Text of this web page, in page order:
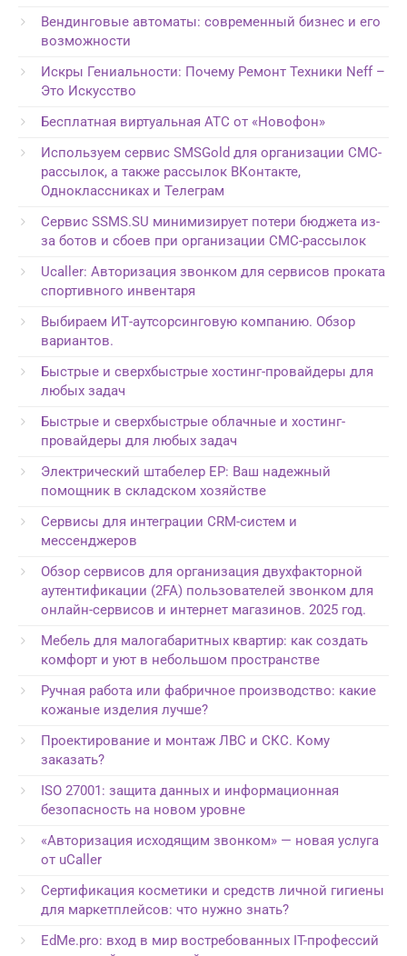
Вендинговые автоматы: современный бизнес и его
возможности
Искры Гениальности: Почему Ремонт Техники Neff –
Это Искусство
Бесплатная виртуальная АТС от «Новофон»
Используем сервис SMSGold для организации СМС-
рассылок, а также рассылок ВКонтакте,
Одноклассниках и Телеграм
Сервис SSMS.SU минимизирует потери бюджета из-
за ботов и сбоев при организации СМС-рассылок
Ucaller: Авторизация звонком для сервисов проката
спортивного инвентаря
Выбираем ИТ-аутсорсинговую компанию. Обзор
вариантов.
Быстрые и сверхбыстрые хостинг-провайдеры для
любых задач
Быстрые и сверхбыстрые облачные и хостинг-
провайдеры для любых задач
Электрический штабелер EP: Ваш надежный
помощник в складском хозяйстве
Сервисы для интеграции CRM-систем и
мессенджеров
Обзор сервисов для организация двухфакторной
аутентификации (2FA) пользователей звонком для
онлайн-сервисов и интернет магазинов. 2025 год.
Мебель для малогабаритных квартир: как создать
комфорт и уют в небольшом пространстве
Ручная работа или фабричное производство: какие
кожаные изделия лучше?
Проектирование и монтаж ЛВС и СКС. Кому
заказать?
ISO 27001: защита данных и информационная
безопасность на новом уровне
«Авторизация исходящим звонком» — новая услуга
от uCaller
Сертификация косметики и средств личной гигиены
для маркетплейсов: что нужно знать?
EdMe.pro: вход в мир востребованных IT-профессий